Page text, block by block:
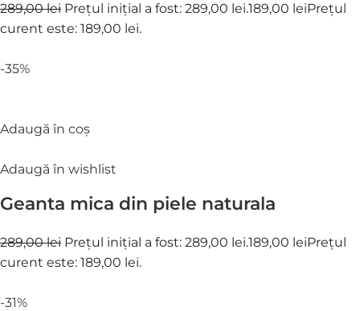
289,00 lei Prețul inițial a fost: 289,00 lei.189,00 leiPrețul
curent este: 189,00 lei.
-35%
Adaugă în coș
Adaugă în wishlist
Geanta mica din piele naturala
289,00 lei Prețul inițial a fost: 289,00 lei.189,00 leiPrețul
curent este: 189,00 lei.
-31%